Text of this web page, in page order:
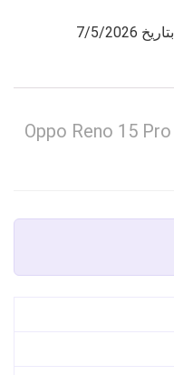
بتاريخ 7/5/2026
سعر و مواصفات Oppo Reno 15 Pro